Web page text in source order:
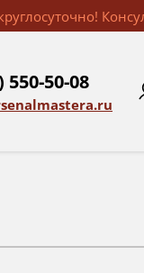
550-50-08